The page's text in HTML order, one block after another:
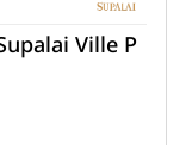
Ville P